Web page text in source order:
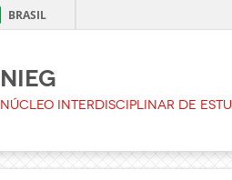
BRASIL
NIEG
Núcleo Interdisciplinar de